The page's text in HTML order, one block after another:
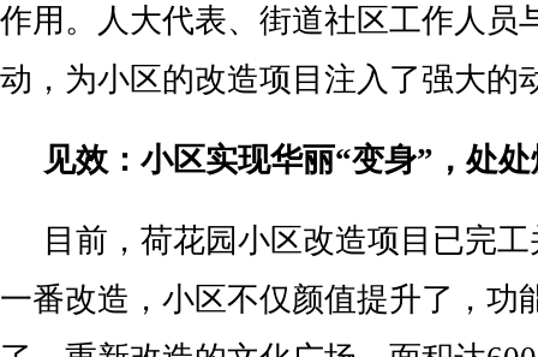
作用。人大代表、街道社区工作人员
动，为小区的改造项目注入了强大的
见效：小区实现华丽“变身”，处
目前，荷花园小区改造项目已完
一番改造，小区不仅颜值提升了，功